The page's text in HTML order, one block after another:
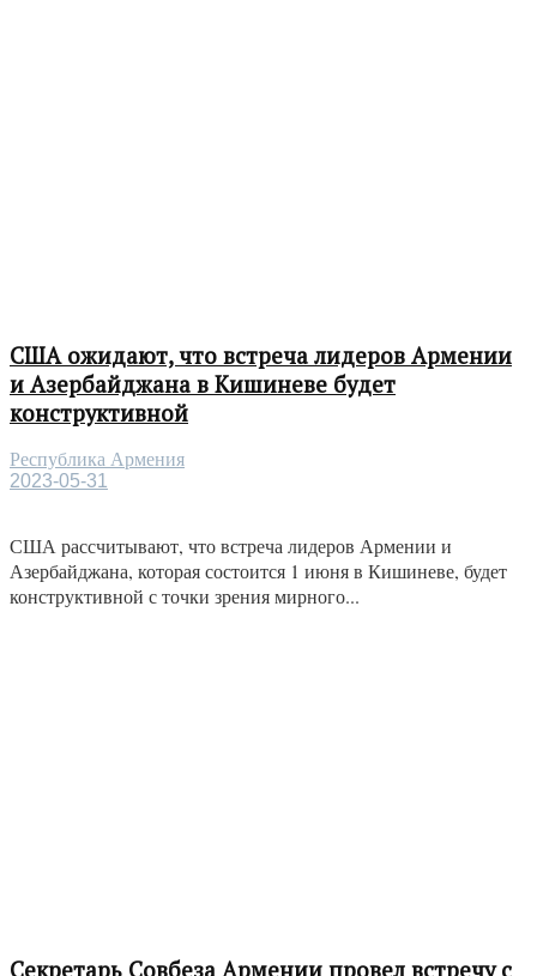
США ожидают, что встреча лидеров Армении
и Азербайджана в Кишиневе будет
конструктивной
Республика Армения
2023-05-31
США рассчитывают, что встреча лидеров Армении и
Азербайджана, которая состоится 1 июня в Кишиневе, будет
конструктивной с точки зрения мирного...
Секретарь Совбеза Армении провел встречу с